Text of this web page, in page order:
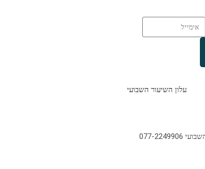
עלון השיעור השבועי